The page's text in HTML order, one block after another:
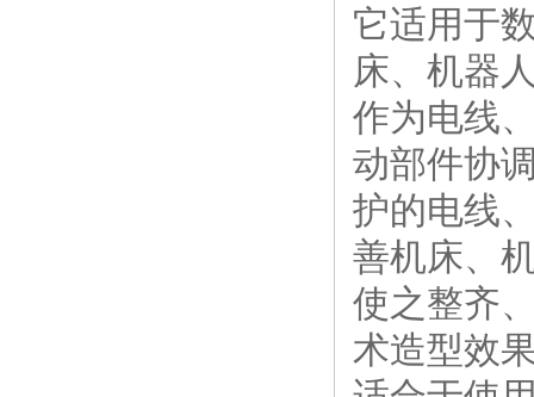
它适用于
床、机器
作为电线
动部件协
护的电线
善机床、
使之整齐
术造型效